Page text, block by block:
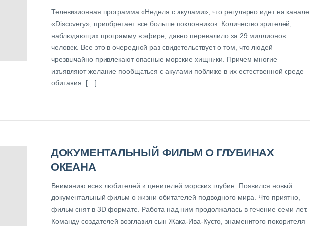
Телевизионная программа «Неделя с акулами», что регулярно идет на канале
«Discovery», приобретает все больше поклонников. Количество зрителей,
наблюдающих программу в эфире, давно перевалило за 29 миллионов
человек. Все это в очередной раз свидетельствует о том, что людей
чрезвычайно привлекают опасные морские хищники. Причем многие
изъявляют желание пообщаться с акулами поближе в их естественной среде
обитания. […]
ДОКУМЕНТАЛЬНЫЙ ФИЛЬМ О ГЛУБИНАХ
ОКЕАНА
Вниманию всех любителей и ценителей морских глубин. Появился новый
документальный фильм о жизни обитателей подводного мира. Что приятно,
фильм снят в 3D формате. Работа над ним продолжалась в течение семи лет.
Команду создателей возглавил сын Жака-Ива-Кусто, знаменитого покорителя